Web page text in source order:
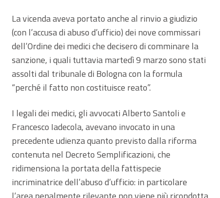
La vicenda aveva portato anche al rinvio a giudizio
(con l’accusa di abuso d’ufficio) dei nove commissari
dell’Ordine dei medici che decisero di comminare la
sanzione, i quali tuttavia martedì 9 marzo sono stati
assolti dal tribunale di Bologna con la formula
“perché il fatto non costituisce reato”.
I legali dei medici, gli avvocati Alberto Santoli e
Francesco Iadecola, avevano invocato in una
precedente udienza quanto previsto dalla riforma
contenuta nel Decreto Semplificazioni, che
ridimensiona la portata della fattispecie
incriminatrice dell’abuso d’ufficio: in particolare